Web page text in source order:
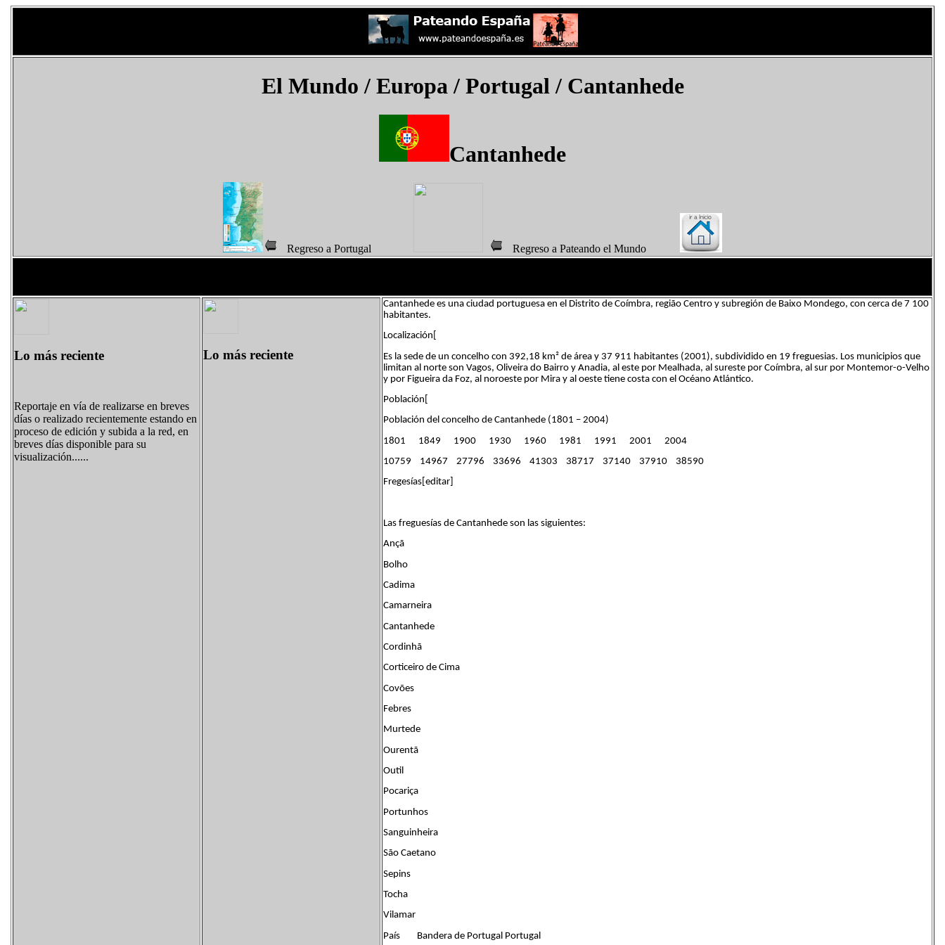
El Mundo/ Europa / Portugal / Cantanhede
Cantanhede
Regreso a Portugal Regreso a Pateando el Mundo
Lo más reciente
Reportaje en vía de realizarse en breves
días o realizado recientemente estando en
proceso de edición y subida a la red, en
breves días disponible para su
visualización......
Lo más reciente
Cantanhede es una ciudad portuguesa en el Distrito de Coímbra, região Centro y subregión de Baixo Mondego, con cerca de 7 100
habitantes.
Localización[
Es la sede de un concelho con 392,18 km² de área y 37 911 habitantes (2001), subdividido en 19 freguesias. Los municipios que
limitan al norte son Vagos, Oliveira do Bairro y Anadia, al este por Mealhada, al sureste por Coímbra, al sur por Montemor-o-Velho
y por Figueira da Foz, al noroeste por Mira y al oeste tiene costa con el Océano Atlántico.
Población[
Población del concelho de Cantanhede (1801 – 2004)
1801 1849 1900 1930 1960 1981 1991 2001 2004
10759 14967 27796 33696 41303 38717 37140 37910 38590
Fregesías[editar]
Las freguesías de Cantanhede son las siguientes:
Ançã
Bolho
Cadima
Camarneira
Cantanhede
Cordinhã
Corticeiro de Cima
Covões
Febres
Murtede
Ourentã
Outil
Pocariça
Portunhos
Sanguinheira
São Caetano
Sepins
Tocha
Vilamar
País Bandera de Portugal Portugal